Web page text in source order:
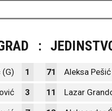
:
(G) 1 71 Aleksa
3 11 Lazar